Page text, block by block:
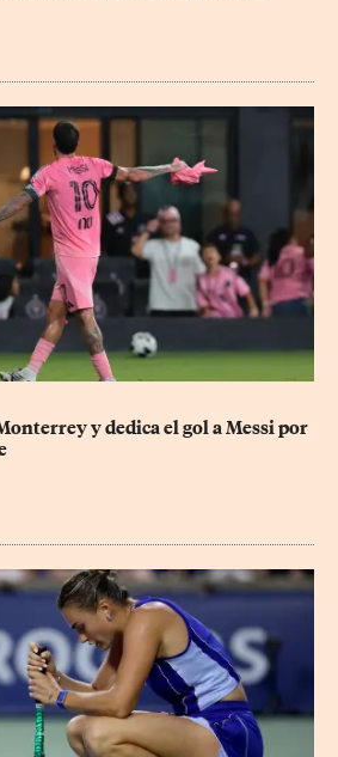
y dedica el gol a Messi por